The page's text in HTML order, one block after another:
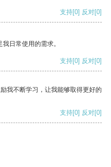
支持[0] 反对[0]
日常使用的需求。
支持[0] 反对[0]
我不断学习，让我能够取得更好的
支持[0] 反对[0]